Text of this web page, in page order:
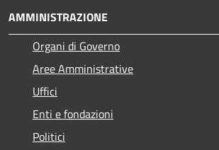
AMMINISTRAZIONE
Organi di Governo
Aree Amministrative
Uffici
Enti e fondazioni
Politici